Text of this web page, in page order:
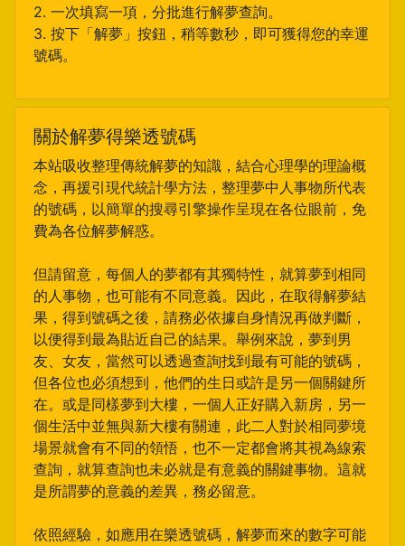
2. 一次填寫一項，分批進行解夢查詢。
3. 按下「解夢」按鈕，稍等數秒，即可獲得您的幸運
號碼。
關於解夢得樂透號碼
本站吸收整理傳統解夢的知識，結合心理學的理論概
念，再援引現代統計學方法，整理夢中人事物所代表
的號碼，以簡單的搜尋引擎操作呈現在各位眼前，免
費為各位解夢解惑。
但請留意，每個人的夢都有其獨特性，就算夢到相同
的人事物，也可能有不同意義。因此，在取得解夢結
果，得到號碼之後，請務必依據自身情況再做判斷，
以便得到最為貼近自己的結果。舉例來說，夢到男
友、女友，當然可以透過查詢找到最有可能的號碼，
但各位也必須想到，他們的生日或許是另一個關鍵所
在。或是同樣夢到大樓，一個人正好購入新房，另一
個生活中並無與新大樓有關連，此二人對於相同夢境
場景就會有不同的領悟，也不一定都會將其視為線索
查詢，就算查詢也未必就是有意義的關鍵事物。這就
是所謂夢的意義的差異，務必留意。
依照經驗，如應用在樂透號碼，解夢而來的數字可能